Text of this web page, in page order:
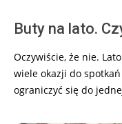
Buty na lato.
Oczywiście, że nie.
wiele okazji do
ograniczyć się do